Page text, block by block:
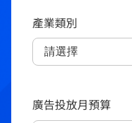
產業類別
廣告投放月預算